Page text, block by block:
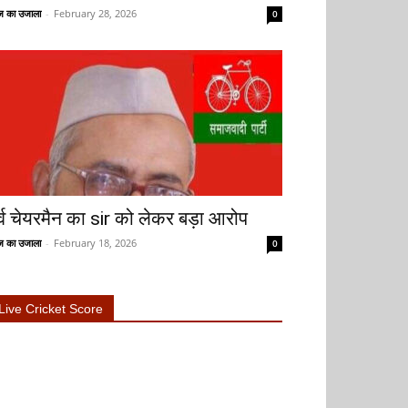
उजाला - February 28, 2026 0
चेयरमैन का sir को लेकर बड़ा आरोप
उजाला - February 18, 2026 0
Live Cricket Score